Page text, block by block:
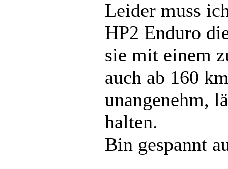
Leider muss
HP2 Enduro
sie mit einem
auch ab 160
unangenehm,
halten.
Bin gespannt